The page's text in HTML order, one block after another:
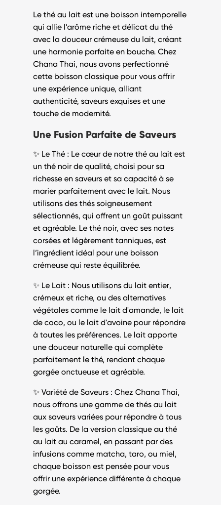
Lethé au lait est une boisson intemporelle
qui allie l’arôme riche et délicat du thé
avec la douceur crémeuse du lait, créant
une harmonie parfaite en bouche. Chez
Chana Thai, nous avons perfectionné
cette boisson classique pour vous offrir
une expérience unique, alliant
authenticité, saveurs exquises et une
touche de modernité.
Une Fusion Parfaite de Saveurs
✨ Le Thé : Le cœur de notrethé au lait est
unthé noir de qualité, choisi pour sa
richesse en saveurs et sa capacité à se
marier parfaitement avec le lait. Nous
utilisons des thés soigneusement
sélectionnés, qui offrent un goût puissant
et agréable. Le thé noir, avec ses notes
corsées et légèrement tanniques, est
l’ingrédient idéal pour une boisson
crémeuse qui reste équilibrée.
✨ Le Lait : Nous utilisons du lait entier,
crémeux et riche, ou des alternatives
végétales comme le lait d'amande, le lait
de coco, ou le lait d'avoine pour répondre
à toutes les préférences. Le lait apporte
une douceur naturelle qui complète
parfaitement le thé, rendant chaque
gorgée onctueuse et agréable.
✨Variété de Saveurs : ChezChana Thai,
nous offrons une gamme dethés au lait
aux saveurs variées pour répondre à tous
les goûts. De la versionclassique authé
au lait au caramel , en passant par des
infusions comme matcha,taro, ou miel ,
chaque boisson est pensée pour vous
offrir une expérience différente à chaque
gorgée.